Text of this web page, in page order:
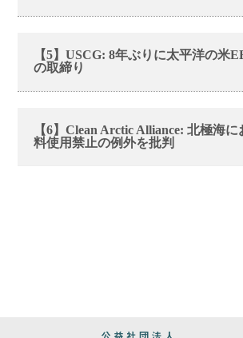
【5】USCG: 8年ぶりに太平洋の米
の取締り
【6】Clean Arctic Alliance: 北極海
料使用禁止の例外を批判